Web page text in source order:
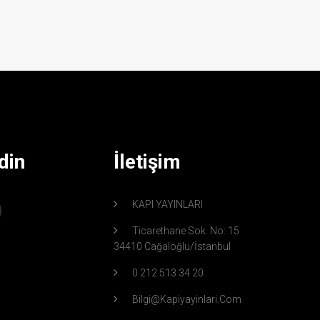
İletişim
KAPI YAYINLARI
Ticarethane Sok. No: 15
34410 Cağaloğlu/İstanbul
0 212 513 34 20
Bilgi@kapiyayinlari.com